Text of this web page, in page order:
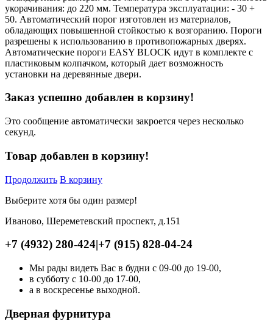
укорачивания: до 220 мм. Температура эксплуатации: - 30 +
50. Автоматический порог изготовлен из материалов,
обладающих повышенной стойкостью к возгоранию. Пороги
разрешены к использованию в противопожарных дверях.
Автоматические пороги EASY BLOCK идут в комплекте с
пластиковым колпачком, который дает возможность
установки на деревянные двери.
Заказ успешно добавлен в корзину!
Это сообщение автоматически закроется через несколько
секунд.
Товар добавлен в корзину!
Продолжить В корзину
Выберите хотя бы один размер!
Иваново, Шереметевский проспект, д.151
+7 (4932) 280-424|+7 (915) 828-04-24
Мы рады видеть Вас в будни с 09-00 до 19-00,
в субботу с 10-00 до 17-00,
а в воскресенье выходной.
Дверная фурнитура